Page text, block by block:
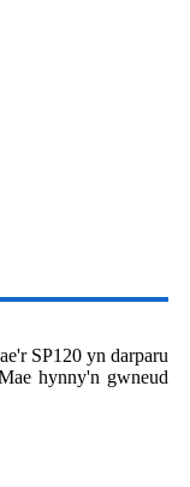
SP120 yn darparu
hynny'n gwneud